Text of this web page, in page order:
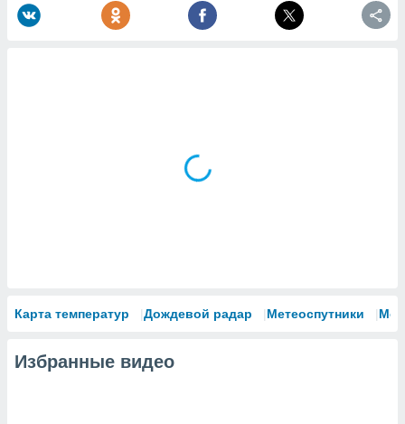
Карта температур Дождевой радар Метеоспутники
Избранные видео